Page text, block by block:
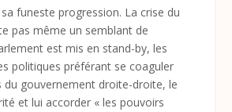
funeste progression. La crise du
pas même un semblant de
est mis en stand-by, les
politiques préférant se coaguler
du gouvernement droite-droite, le
et lui accorder « les pouvoirs